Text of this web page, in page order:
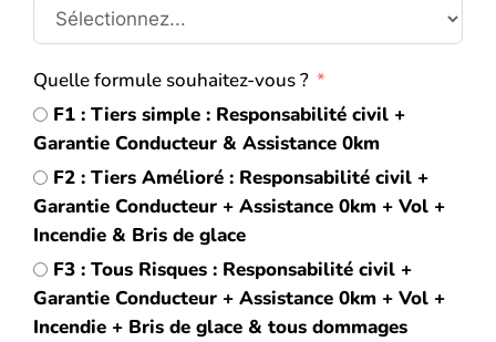
Quelle formule souhaitez-vous ?
F1 : Tiers simple : Responsabilité civil +
Garantie Conducteur & Assistance 0km
F2 : Tiers Amélioré : Responsabilité civil +
Garantie Conducteur + Assistance 0km + Vol +
Incendie & Bris de glace
F3 : Tous Risques : Responsabilité civil +
Garantie Conducteur + Assistance 0km + Vol +
Incendie + Bris de glace & tous dommages